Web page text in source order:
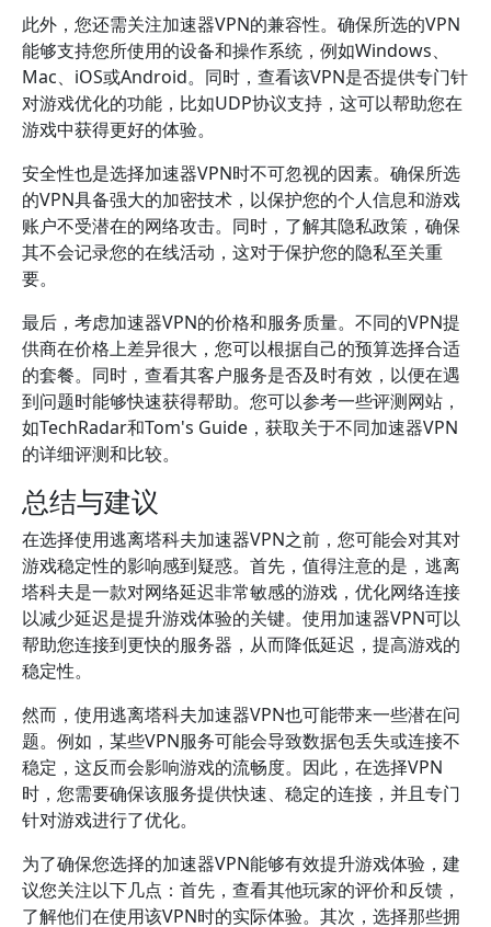
此外，您还需关注加速器VPN的兼容性。确保所选的VPN
能够支持您所使用的设备和操作系统，例如Windows、
Mac、iOS或Android。同时，查看该VPN是否提供专门针
对游戏优化的功能，比如UDP协议支持，这可以帮助您在
游戏中获得更好的体验。
安全性也是选择加速器VPN时不可忽视的因素。确保所选
的VPN具备强大的加密技术，以保护您的个人信息和游戏
账户不受潜在的网络攻击。同时，了解其隐私政策，确保
其不会记录您的在线活动，这对于保护您的隐私至关重
要。
最后，考虑加速器VPN的价格和服务质量。不同的VPN提
供商在价格上差异很大，您可以根据自己的预算选择合适
的套餐。同时，查看其客户服务是否及时有效，以便在遇
到问题时能够快速获得帮助。您可以参考一些评测网站，
如TechRadar和Tom's Guide，获取关于不同加速器VPN
的详细评测和比较。
总结与建议
在选择使用逃离塔科夫加速器VPN之前，您可能会对其对
游戏稳定性的影响感到疑惑。首先，值得注意的是，逃离
塔科夫是一款对网络延迟非常敏感的游戏，优化网络连接
以减少延迟是提升游戏体验的关键。使用加速器VPN可以
帮助您连接到更快的服务器，从而降低延迟，提高游戏的
稳定性。
然而，使用逃离塔科夫加速器VPN也可能带来一些潜在问
题。例如，某些VPN服务可能会导致数据包丢失或连接不
稳定，这反而会影响游戏的流畅度。因此，在选择VPN
时，您需要确保该服务提供快速、稳定的连接，并且专门
针对游戏进行了优化。
为了确保您选择的加速器VPN能够有效提升游戏体验，建
议您关注以下几点：首先，查看其他玩家的评价和反馈，
了解他们在使用该VPN时的实际体验。其次，选择那些拥